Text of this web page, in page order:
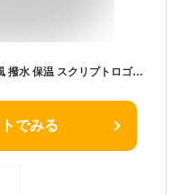
[チャンピオン] コート キッズ 長袖 防風 撥水 保温 スクリプトロゴ刺繡 ジップフーデッドロングコート スクールボーイズスポーツ CK-CS612-090-160
でみる